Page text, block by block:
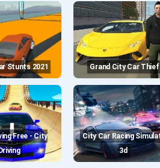
Stunts 2021 Grand City Car Thief
City Car Racing Simulator
3d